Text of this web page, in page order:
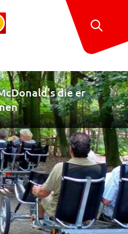
die er